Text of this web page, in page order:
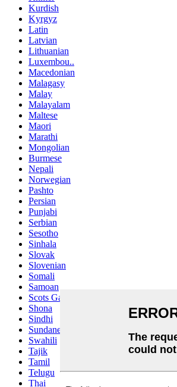
Kurdish
Kyrgyz
Latin
Latvian
Lithuanian
Luxembou..
Macedonian
Malagasy
Malay
Malayalam
Maltese
Maori
Marathi
Mongolian
Burmese
Nepali
Norwegian
Pashto
Persian
Punjabi
Serbian
Sesotho
Sinhala
Slovak
Slovenian
Somali
Samoan
Scots Gaelic
Shona
Sindhi
Sundanese
Swahili
Tajik
Tamil
Telugu
Thai